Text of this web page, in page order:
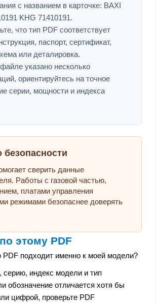
с названием в карточке: BAXI
KHG 71410191.
что тип PDF соответствует
паспорт, сертификат,
или деталировка.
указано несколько
ориентируйтесь на точное
серии, мощности и индекса
сверить данные
Работы с газовой частью,
платами управления
режимами безопаснее доверять
этому PDF
PDF подходит именно к моей модели?
серию, индекс модели и тип
обозначение отличается хотя бы
цифрой, проверьте PDF